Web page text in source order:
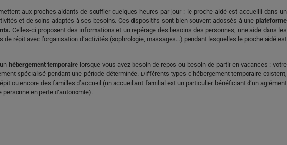
aux proches aidants de souffler quelques heures par jour : le proche aidé est accueilli dans un
et de soins adaptés à ses besoins. Ces dispositifs sont bien souvent adossés à une plateforme
Celles-ci proposent des informations et un repérage des besoins des personnes, une aide dans les
répit avec l’organisation d’activités (sophrologie, massages…) pendant lesquelles le proche aidé est
hébergement temporaire lorsque vous avez besoin de repos ou besoin de partir en vacances : votre
spécialisé pendant une période déterminée. Différents types d’hébergement temporaire existent,
ou encore des familles d’accueil (un accueillant familial est un particulier bénéficiant d’un agrément
personne en perte d’autonomie).